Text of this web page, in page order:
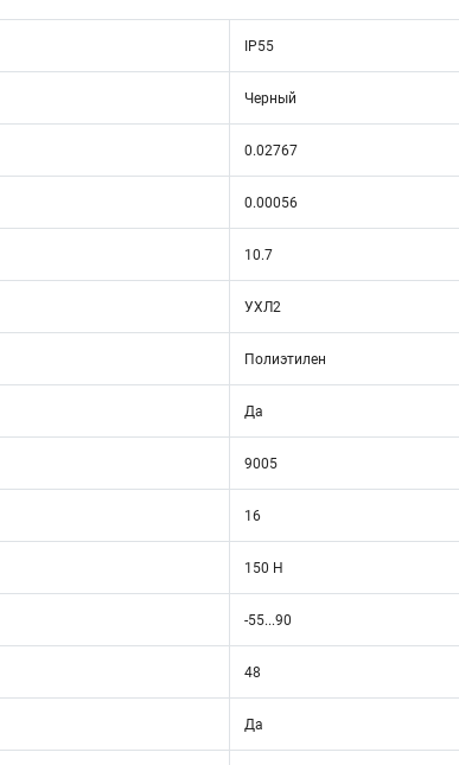
IP55
Черный
0.02767
0.00056
10.7
УХЛ2
Полиэтилен
Да
9005
16
150 Н
-55...90
48
Да